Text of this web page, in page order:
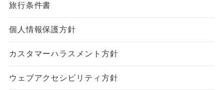
旅行条件書
個人情報保護方針
カスタマーハラスメント方針
ウェブアクセシビリティ方針